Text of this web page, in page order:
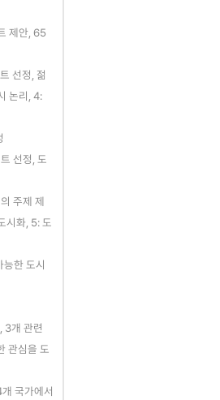
제안, 65
선정, 젊
논리, 4:
선정, 도
주제 제
시화, 5: 도
한 도시
개 관련
관심을 도
국가에서